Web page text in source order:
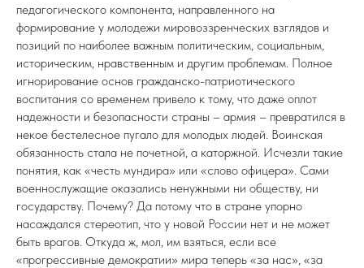
педагогического компонента, направленного на
формирование у молодежи мировоззренческих взглядов и
позиций по наиболее важным политическим, социальным,
историческим, нравственным и другим проблемам. Полное
игнорирование основ гражданско-патриотического
воспитания со временем привело к тому, что даже оплот
надежности и безопасности страны – армия – превратился в
некое бестелесное пугало для молодых людей. Воинская
обязанность стала не почетной, а каторжной. Исчезли такие
понятия, как «честь мундира» или «слово офицера». Сами
военнослужащие оказались ненужными ни обществу, ни
государству. Почему? Да потому что в стране упорно
насаждался стереотип, что у новой России нет и не может
быть врагов. Откуда ж, мол, им взяться, если все
«прогрессивные демократии» мира теперь «за нас», «за